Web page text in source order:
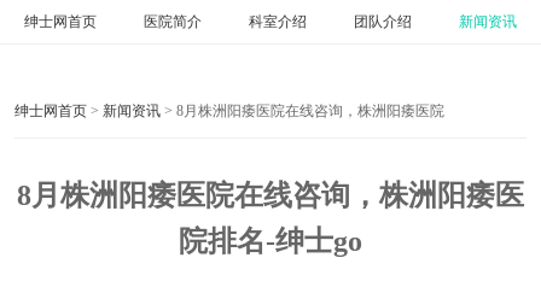
绅士网首页 医院简介 科室介绍 团队介绍 新闻资讯
绅士网首页 > 新闻资讯 > 8月株洲阳痿医院在线咨询，株洲阳痿医院
8月株洲阳痿医院在线咨询，株洲阳痿医
院排名-绅士go